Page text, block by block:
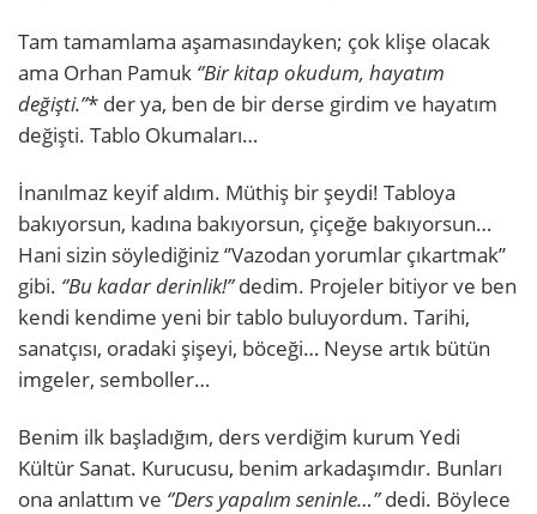
Tam tamamlama aşamasındayken; çok klişe olacak
ama Orhan Pamuk ‘’Bir kitap okudum, hayatım
değişti.’’* der ya, ben de bir derse girdim ve hayatım
değişti. Tablo Okumaları…
İnanılmaz keyif aldım. Müthiş bir şeydi! Tabloya
bakıyorsun, kadına bakıyorsun, çiçeğe bakıyorsun…
Hani sizin söylediğiniz ‘’Vazodan yorumlar çıkartmak’’
gibi. ‘’Bu kadar derinlik!’’dedim. Projeler bitiyor ve ben
kendi kendime yeni bir tablo buluyordum. Tarihi,
sanatçısı, oradaki şişeyi, böceği… Neyse artık bütün
imgeler, semboller…
Benim ilk başladığım, ders verdiğim kurum Yedi
Kültür Sanat. Kurucusu, benim arkadaşımdır. Bunları
ona anlattım ve ‘’Ders yapalım seninle…’’dedi. Böylece